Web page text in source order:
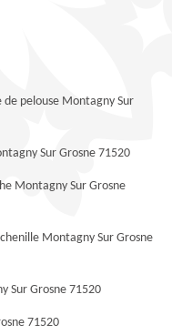
pelouse Montagny Sur
Sur Grosne 71520
Montagny Sur Grosne
Montagny Sur Grosne
Sur Grosne 71520
71520